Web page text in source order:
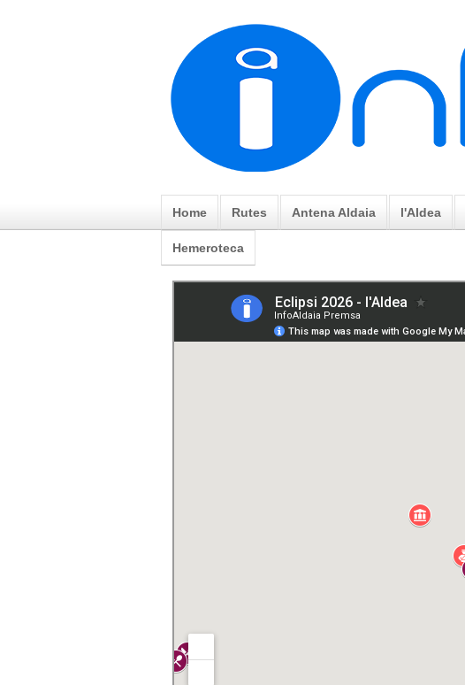
Home Rutes Antena Aldaia l'Aldea
Hemeroteca